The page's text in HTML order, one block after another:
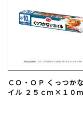
ＣＯ・ＯＰ くっつか
イル ２５ｃｍ×１０ｍ